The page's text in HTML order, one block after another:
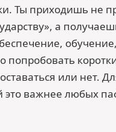
Ты приходишь не
а
попробовать
или нет.
важнее любых